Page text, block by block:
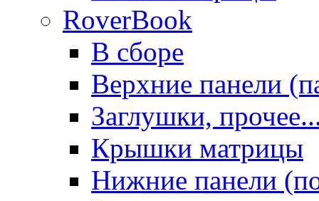
RoverBook
В сборе
Верхние панели
Заглушки,
Крышки матрицы
Нижние панели